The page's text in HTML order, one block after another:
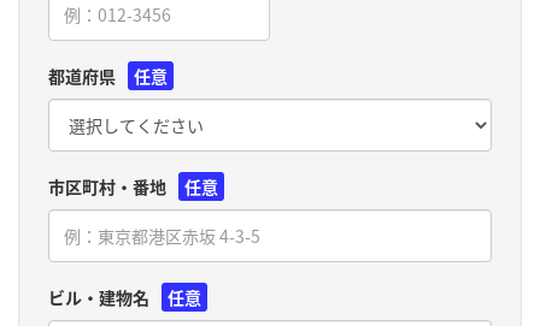
都道府県 任意
市区町村・番地 任意
ビル・建物名 任意